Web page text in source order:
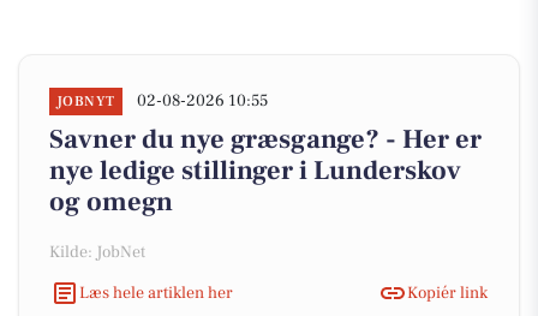
JOBNYT 02-08-2026 10:55
Savner du nye græsgange? - Her er
nye ledige stillinger i Lunderskov
og omegn
Kilde: JobNet
Læs hele artiklen her
Kopiér link